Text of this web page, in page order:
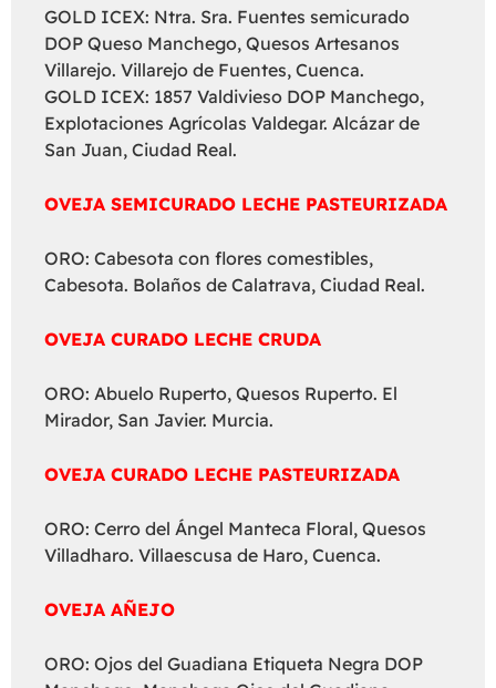
GOLD ICEX: Ntra. Sra. Fuentes semicurado
DOP Queso Manchego, Quesos Artesanos
Villarejo. Villarejo de Fuentes, Cuenca.
GOLD ICEX: 1857 Valdivieso DOP Manchego,
Explotaciones Agrícolas Valdegar. Alcázar de
San Juan, Ciudad Real.
OVEJA SEMICURADO LECHE PASTEURIZADA
ORO: Cabesota con flores comestibles,
Cabesota. Bolaños de Calatrava, Ciudad Real.
OVEJA CURADO LECHE CRUDA
ORO: Abuelo Ruperto, Quesos Ruperto. El
Mirador, San Javier. Murcia.
OVEJA CURADO LECHE PASTEURIZADA
ORO: Cerro del Ángel Manteca Floral, Quesos
Villadharo. Villaescusa de Haro, Cuenca.
OVEJA AÑEJO
ORO: Ojos del Guadiana Etiqueta Negra DOP